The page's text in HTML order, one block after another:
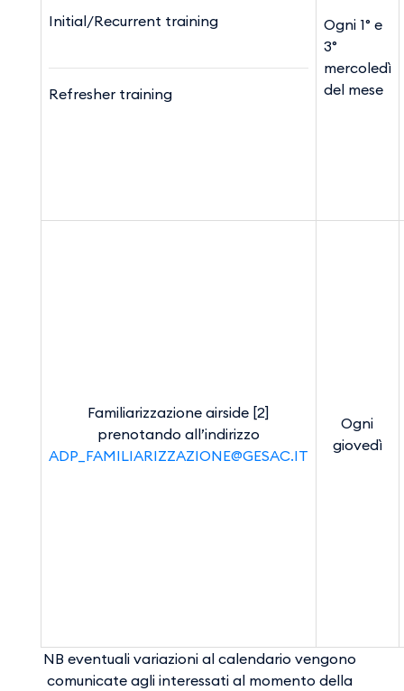
Initial/Recurrent training
Refresher training
Ogni 1° e
3°
mercoledì
del mese
Familiarizzazione airside [2]
prenotando all’indirizzo
ADP_FAMILIARIZZAZIONE@GESAC.IT
Ogni
giovedì
NB eventuali variazioni al calendario vengono
comunicate agli interessati al momento della